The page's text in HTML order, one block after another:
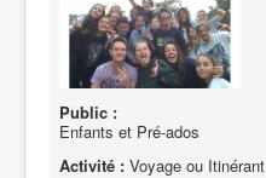
Public :
Enfants et Pré-ados
Activité : Voyage ou Itinérant